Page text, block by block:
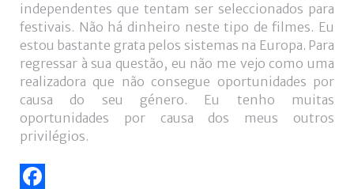
independentes que tentam ser seleccionados para
festivais. Não há dinheiro neste tipo de filmes. Eu
estou bastante grata pelos sistemas na Europa. Para
regressar à sua questão, eu não me vejo como uma
realizadora que não consegue oportunidades por
causa do seu género. Eu tenho muitas
oportunidades por causa dos meus outros
privilégios.